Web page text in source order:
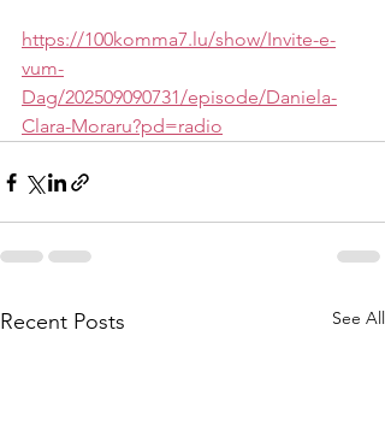
https://100komma7.lu/show/Invite-e-
vum-
Dag/202509090731/episode/Daniela-
Clara-Moraru?pd=radio
Recent Posts See All